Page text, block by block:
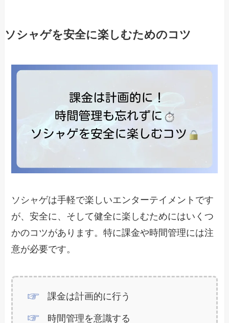
ソシャゲを安全に楽しむためのコツ
ソシャゲは手軽で楽しいエンターテイメントです
が、安全に、そして健全に楽しむためにはいくつ
かのコツがあります。特に課金や時間管理には注
意が必要です。
課金は計画的に行う
時間管理を意識する